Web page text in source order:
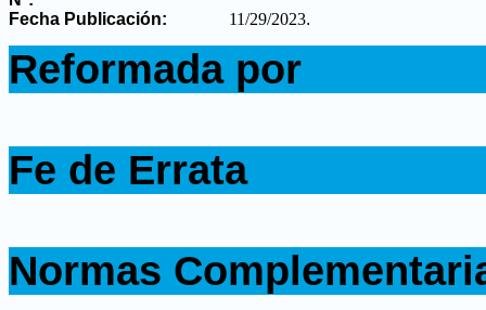
Fecha Publicación: 11/29/2023.
Reformada por
Fe de Errata
Normas